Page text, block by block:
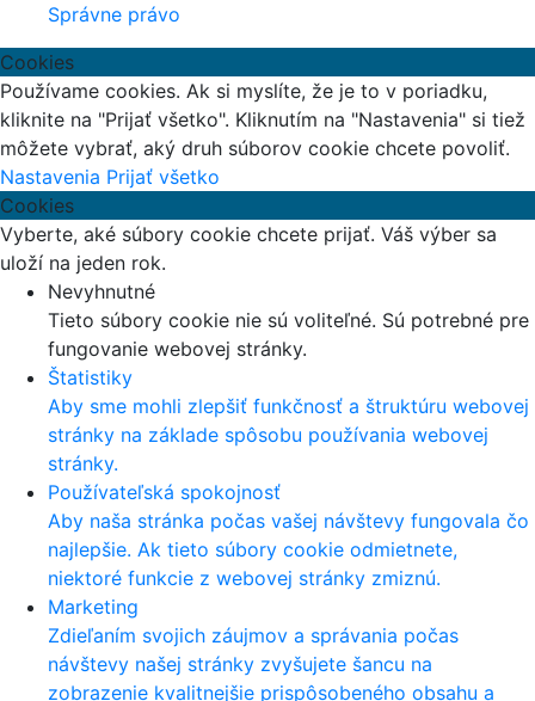
Správne právo
Cookies
Používame cookies. Ak si myslíte, že je to v poriadku,
kliknite na "Prijať všetko". Kliknutím na "Nastavenia" si tiež
môžete vybrať, aký druh súborov cookie chcete povoliť.
Nastavenia Prijať všetko
Cookies
Vyberte, aké súbory cookie chcete prijať. Váš výber sa
uloží na jeden rok.
Nevyhnutné
Tieto súbory cookie nie sú voliteľné. Sú potrebné pre
fungovanie webovej stránky.
Štatistiky
Aby sme mohli zlepšiť funkčnosť a štruktúru webovej
stránky na základe spôsobu používania webovej
stránky.
Používateľská spokojnosť
Aby naša stránka počas vašej návštevy fungovala čo
najlepšie. Ak tieto súbory cookie odmietnete,
niektoré funkcie z webovej stránky zmiznú.
Marketing
Zdieľaním svojich záujmov a správania počas
návštevy našej stránky zvyšujete šancu na
zobrazenie kvalitnejšie prispôsobeného obsahu a